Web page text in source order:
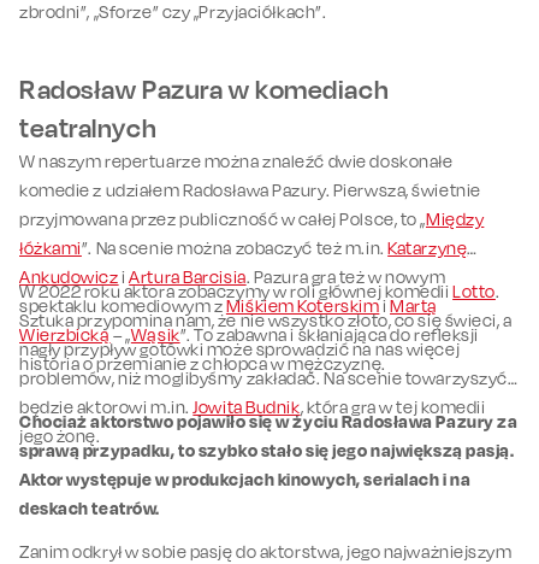
zbrodni”, „Sforze” czy „Przyjaciółkach”.
Radosław Pazura w komediach
teatralnych
W naszym repertuarze można znaleźć dwie doskonałe
komedie z udziałem Radosława Pazury. Pierwsza, świetnie
przyjmowana przez publiczność w całej Polsce, to „Między
łóżkami”. Na scenie można zobaczyć też m.in.Katarzynę
AnkudowicziArtura Barcisia. Pazura gra też w nowym
spektaklu komediowym zMiśkiem KoterskimiMartą
Wierzbicką– „Wąsik”. To zabawna i skłaniająca do refleksji
historia o przemianie z chłopca w mężczyznę.
W 2022 roku aktora zobaczymy w roli głównej komediiLotto.
Sztuka przypomina nam, że nie wszystko złoto, co się świeci, a
nagły przypływ gotówki może sprowadzić na nas więcej
problemów, niż moglibyśmy zakładać. Na scenie towarzyszyć
będzie aktorowi m.in. Jowita Budnik, która gra w tej komedii
jego żonę.
Chociaż aktorstwo pojawiło się w życiu Radosława Pazury za
sprawą przypadku, to szybko stało się jego największą pasją.
Aktor występuje w produkcjach kinowych, serialach i na
deskach teatrów.
Zanim odkrył w sobie pasję do aktorstwa, jego najważniejszym